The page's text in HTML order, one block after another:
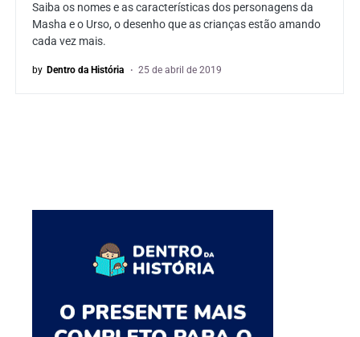
Saiba os nomes e as características dos personagens da
Masha e o Urso, o desenho que as crianças estão amando
cada vez mais.
by Dentro da História 25 de abril de 2019